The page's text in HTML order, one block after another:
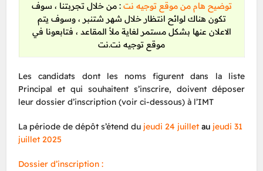
توضيح هام من موقع توجيه نت : من خلال تجربتنا ، سوف
تكون هناك لوائح انتظار خلال شهر شتنبر ، وسوف يتم
الاعلان عنها بشكل مستمر لغاية ملأ المقاعد ، فتابعونا في
موقع توجيه نت.نت
Les candidats dont les noms figurent dans la liste
Principal et qui souhaitent s’inscrire, doivent déposer
leur dossier d’inscription (voir ci-dessous) à l’IMT
La période de dépôt s’étend du jeudi 24 juilletau jeudi 31
juillet 2025
Dossier d’inscription :